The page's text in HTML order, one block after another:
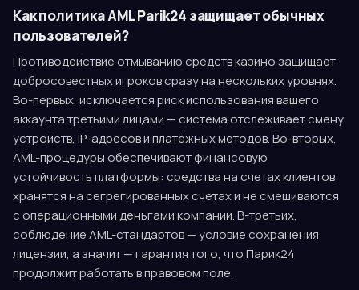
Как политика AML Parik24 защищает обычных
пользователей?
Противодействие отмыванию средств казино защищает
добросовестных игроков сразу на нескольких уровнях.
Во-первых, исключается риск использования вашего
аккаунта третьими лицами — система отслеживает смену
устройств, IP-адресов и платёжных методов. Во-вторых,
AML-процедуры обеспечивают финансовую
устойчивость платформы: средства на счетах клиентов
хранятся на сегрегированных счетах и не смешиваются
с операционными деньгами компании. В-третьих,
соблюдение AML-стандартов — условие сохранения
лицензии, а значит — гарантия того, что Парик24
продолжит работать в правовом поле.